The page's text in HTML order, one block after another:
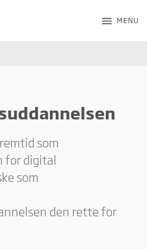
menu MENU
som
for digital
som
den rette for